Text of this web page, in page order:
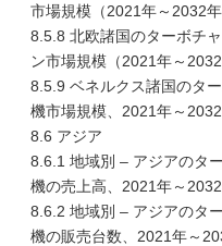
市場規模（2021年～2032年
8.5.8 北欧諸国のターボチ
ン市場規模（2021年～2032
8.5.9 ベネルクス諸国のタ
機市場規模、2021年～
8.6 アジア
8.6.1 地域別 – アジアのタ
機の売上高、2021年～
8.6.2 地域別 – アジアのタ
機の販売台数、2021年～